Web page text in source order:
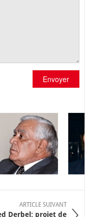
Envoyer
ARTICLE SUIVANT
Derbel: projet de